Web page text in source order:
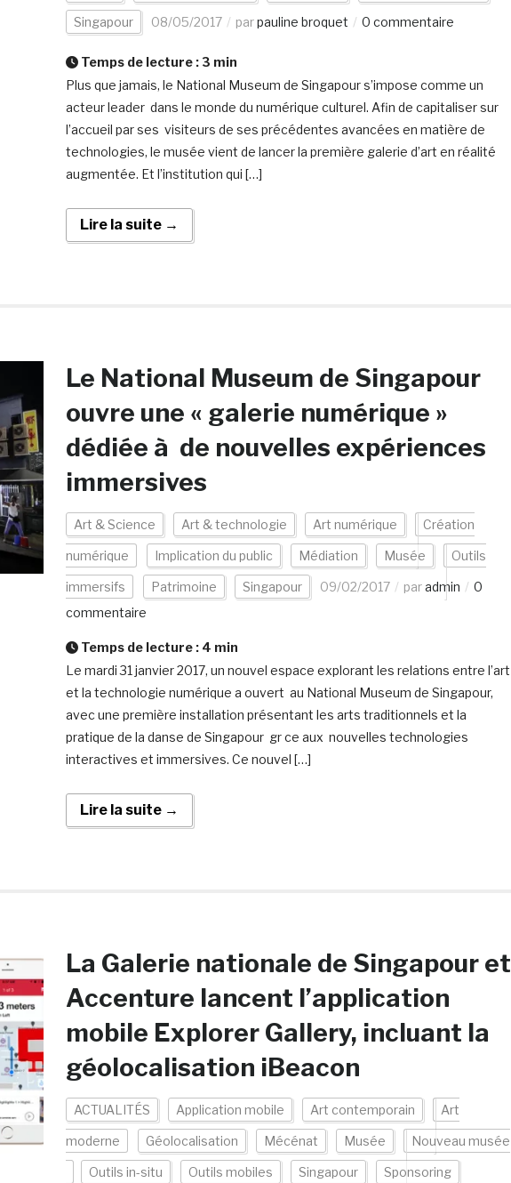
Singapour 08/05/2017 parpauline broquet 0 commentaire
Temps de lecture : 3 min
Plus que jamais, le National Museum de Singapour s’impose comme un
acteur leader dans le monde du numérique culturel. Afin de capitaliser sur
l’accueil par ses visiteurs de ses précédentes avancées en matière de
technologies, le musée vient de lancer la première galerie d’art en réalité
augmentée. Et l’institution qui […]
Lire la suite →
Le National Museum de Singapour
ouvre une « galerie numérique »
dédiée à de nouvelles expériences
immersives
Art & Science Art & technologie Art numérique Création
numérique Implication du public Médiation Musée Outils
immersifs Patrimoine Singapour 09/02/2017 paradmin
0
commentaire
Temps de lecture : 4 min
Le mardi 31 janvier 2017, un nouvel espace explorant les relations entre l’art
et la technologie numérique a ouvert au National Museum de Singapour,
avec une première installation présentant les arts traditionnels et la
pratique de la danse de Singapour gr ce aux nouvelles technologies
interactives et immersives. Ce nouvel […]
Lire la suite →
La Galerie nationale de Singapour et
Accenture lancent l’application
mobile Explorer Gallery, incluant la
géolocalisation iBeacon
ACTUALITÉS Application mobile Art contemporain Art
moderne Géolocalisation Mécénat Musée Nouveau musée
Outils in-situ Outils mobiles Singapour
Sponsoring